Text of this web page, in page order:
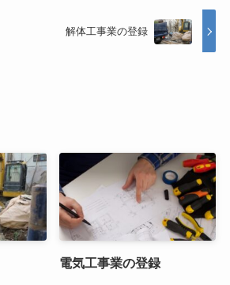
解体工事業の登録
電気工事業の登録